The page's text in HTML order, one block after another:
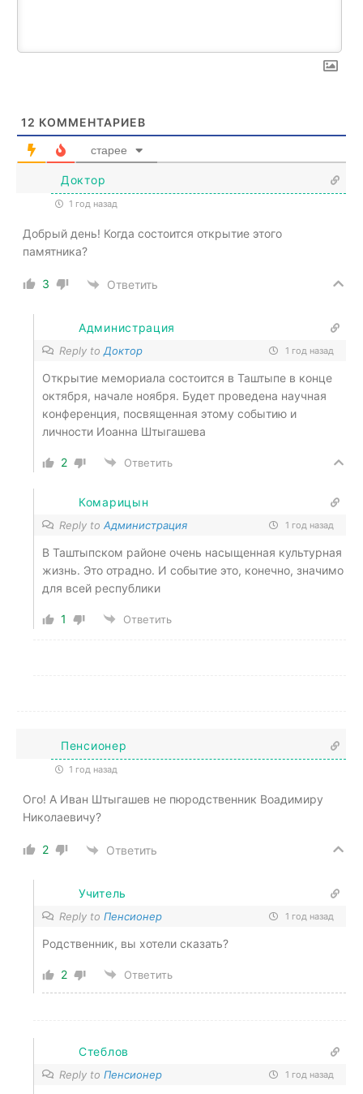
12 КОММЕНТАРИЕВ
старее
Доктор
1 год назад
Добрый день! Когда состоится открытие этого
памятника?
3 Ответить
Администрация
Reply toДоктор 1 год назад
Открытие мемориала состоится в Таштыпе в конце
октября, начале ноября. Будет проведена научная
конференция, посвященная этому событию и
личности Иоанна Штыгашева
2 Ответить
Комарицын
Reply to Администрация 1 год назад
В Таштыпском районе очень насыщенная культурная
жизнь. Это отрадно. И событие это, конечно, значимо
для всей республики
1 Ответить
Пенсионер
1 год назад
Ого! А Иван Штыгашев не пюродственник Воадимиру
Николаевичу?
2 Ответить
Учитель
Reply to Пенсионер 1 год назад
Родственник, вы хотели сказать?
2 Ответить
Стеблов
Reply to Пенсионер 1 год назад